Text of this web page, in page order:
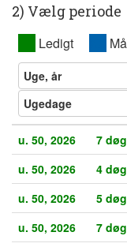
2) Vælg periode
Ledigt
u. 50, 2026 7
u. 50, 2026
4
u. 50, 2026
5
u. 50, 2026
7